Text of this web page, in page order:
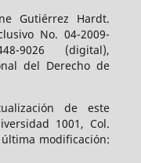
Gutiérrez Hardt.
No. 04-2009-
9026 (digital),
del Derecho de
de este
1001, Col.
modificación: